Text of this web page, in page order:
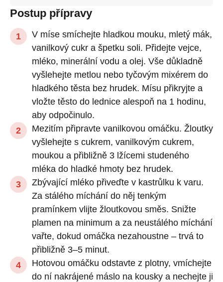
Postup přípravy
V míse smíchejte hladkou mouku, mletý mák,
vanilkový cukr a špetku soli. Přidejte vejce,
mléko, minerální vodu a olej. Vše důkladně
vyšlehejte metlou nebo tyčovým mixérem do
hladkého těsta bez hrudek. Mísu přikryjte a
vložte těsto do lednice alespoň na 1 hodinu,
aby odpočinulo.
Mezitím připravte vanilkovou omáčku. Žloutky
vyšlehejte s cukrem, vanilkovým cukrem,
moukou a přibližně 3 lžícemi studeného
mléka do hladké hmoty bez hrudek.
Zbývající mléko přiveďte v kastrůlku k varu.
Za stálého míchání do něj tenkým
pramínkem vlijte žloutkovou směs. Snižte
plamen na minimum a za neustálého míchání
vařte, dokud omáčka nezahoustne – trvá to
přibližně 3–5 minut.
Hotovou omáčku odstavte z plotny, vmíchejte
do ní nakrájené máslo na kousky a nechejte ji